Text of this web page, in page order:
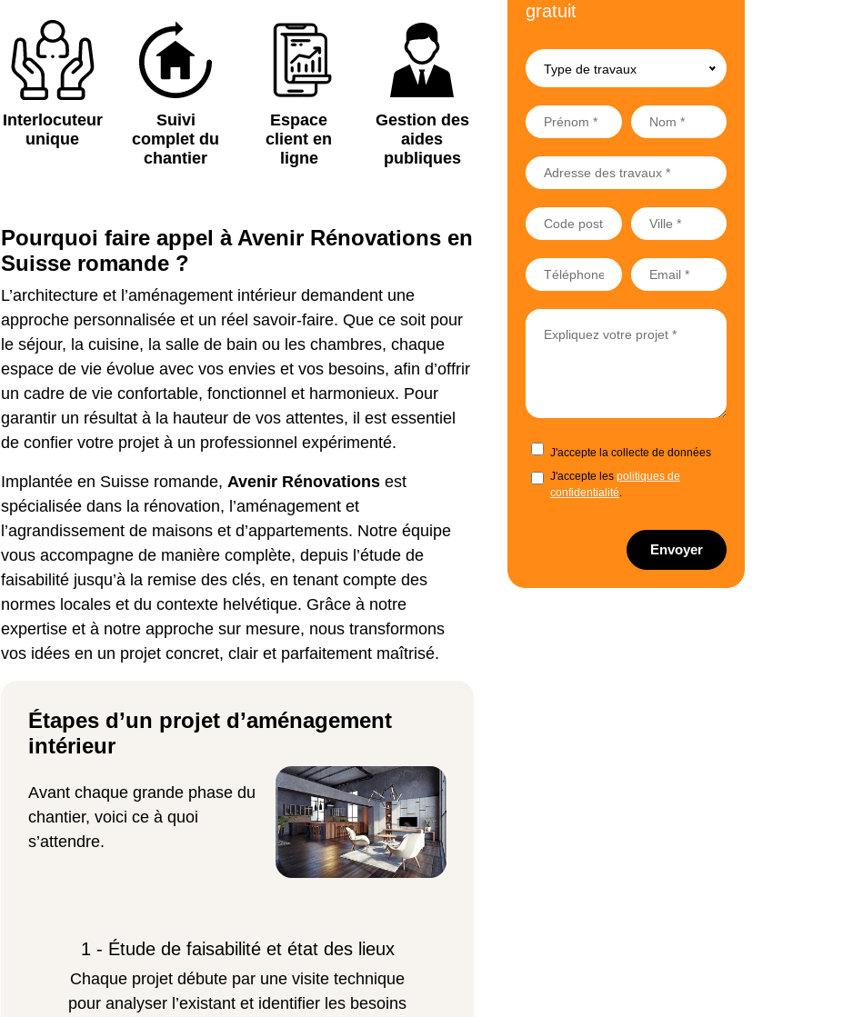
Interlocuteur
unique
Suivi
complet du
chantier
Espace
client en
ligne
Gestion des
aides
publiques
Pourquoi faire appel à Avenir Rénovations en
Suisse romande ?
L’architecture et l’aménagement intérieur demandent une
approche personnalisée et un réel savoir-faire. Que ce soit pour
le séjour, la cuisine, la salle de bain ou les chambres, chaque
espace de vie évolue avec vos envies et vos besoins, afin d’offrir
un cadre de vie confortable, fonctionnel et harmonieux. Pour
garantir un résultat à la hauteur de vos attentes, il est essentiel
de confier votre projet à un professionnel expérimenté.
Implantée en Suisse romande, Avenir Rénovations est
spécialisée dans la rénovation, l’aménagement et
l’agrandissement de maisons et d’appartements. Notre équipe
vous accompagne de manière complète, depuis l’étude de
faisabilité jusqu’à la remise des clés, en tenant compte des
normes locales et du contexte helvétique. Grâce à notre
expertise et à notre approche sur mesure, nous transformons
vos idées en un projet concret, clair et parfaitement maîtrisé.
Étapes d’un projet d’aménagement
intérieur
Avant chaque grande phase du
chantier, voici ce à quoi
s’attendre.
1 - Étude de faisabilité et état des lieux
Chaque projet débute par une visite technique
pour analyser l’existant et identifier les besoins
gratuit
Type de travaux
J'accepte la collecte de données
J'accepte les politiques de
confidentialité.
Envoyer